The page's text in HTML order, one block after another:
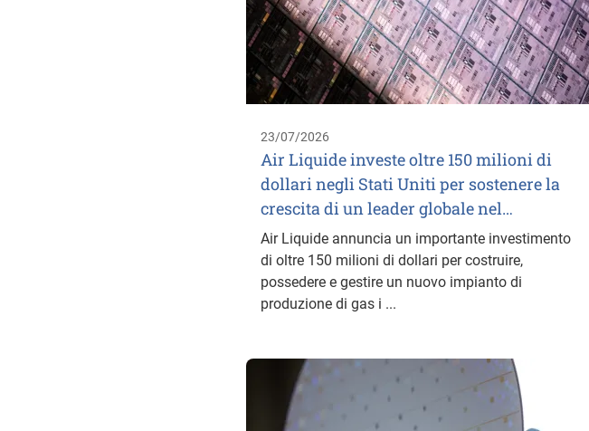
23/07/2026
Air Liquide investe oltre 150 milioni di
dollari negli Stati Uniti per sostenere la
crescita di un leader globale nel…
Air Liquide annuncia un importante investimento
di oltre 150 milioni di dollari per costruire,
possedere e gestire un nuovo impianto di
produzione di gas i ...